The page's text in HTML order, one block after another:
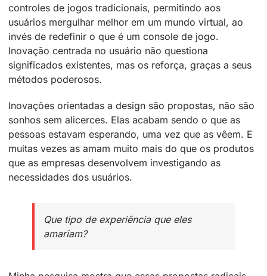
controles de jogos tradicionais, permitindo aos
usuários mergulhar melhor em um mundo virtual, ao
invés de redefinir o que é um console de jogo.
Inovação centrada no usuário não questiona
significados existentes, mas os reforça, graças a seus
métodos poderosos.
Inovações orientadas a design são propostas, não são
sonhos sem alicerces. Elas acabam sendo o que as
pessoas estavam esperando, uma vez que as vêem. E
muitas vezes as amam muito mais do que os produtos
que as empresas desenvolvem investigando as
necessidades dos usuários.
Que tipo de experiência que eles
amariam?